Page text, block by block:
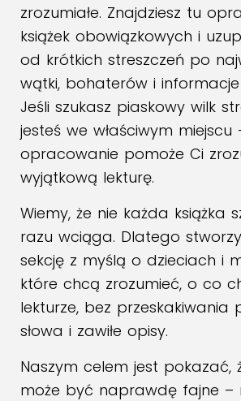
zrozumiałe. Znajdziesz tu
książek obowiązkowych i
od krótkich streszczeń po
wątki, bohaterów i
Jeśli szukasz piaskowy wilk
jesteś we właściwym miejscu
opracowanie pomoże Ci
wyjątkową lekturę.
Wiemy, że nie każda książka
razu wciąga. Dlatego
sekcję z myślą o dzieciach i
które chcą zrozumieć, o co
lekturze, bez przeskakiwania
słowa i zawiłe opisy.
Naszym celem jest pokazać,
może być naprawdę fajne –